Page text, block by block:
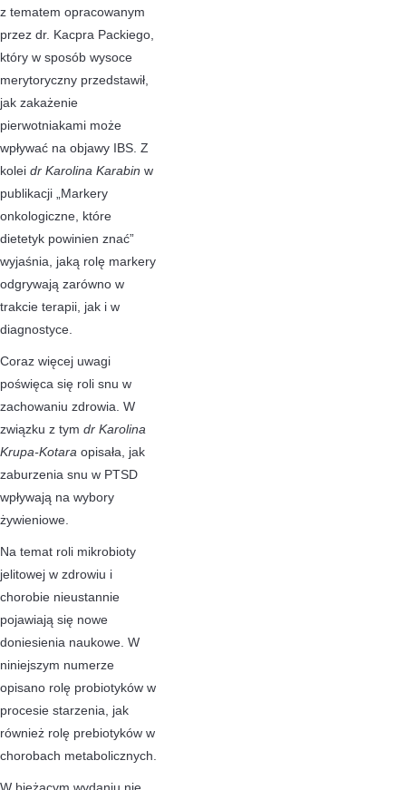
z tematem opracowanym
przez dr. Kacpra Packiego,
który w sposób wysoce
merytoryczny przedstawił,
jak zakażenie
pierwotniakami może
wpływać na objawy IBS. Z
kolei dr Karolina Karabin w
publikacji „Markery
onkologiczne, które
dietetyk powinien znać”
wyjaśnia, jaką rolę markery
odgrywają zarówno w
trakcie terapii, jak i w
diagnostyce.
Coraz więcej uwagi
poświęca się roli snu w
zachowaniu zdrowia. W
związku z tym dr Karolina
Krupa-Kotara opisała, jak
zaburzenia snu w PTSD
wpływają na wybory
żywieniowe.
Na temat roli mikrobioty
jelitowej w zdrowiu i
chorobie nieustannie
pojawiają się nowe
doniesienia naukowe. W
niniejszym numerze
opisano rolę probiotyków w
procesie starzenia, jak
również rolę prebiotyków w
chorobach metabolicznych.